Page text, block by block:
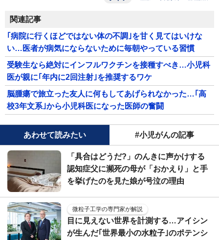
関連記事
｢病院に行くほどではない体の不調｣を甘く見てはいけな
い…医者が病気にならないために毎朝やっている習慣
受験生なら絶対にインフルワクチンを接種すべき…小児科
医が親に｢年内に2回注射｣を推奨するワケ
脳腫瘍で旅立った友人に何もしてあげられなかった…｢高
校3年文系｣から小児科医になった医師の奮闘
あわせて読みたい #小児がんの記事
「具合はどうだ?」のんきに声かけする
認知症父に瀕死の母が「おかえり」と手
を挙げたのを見た娘が号泣の理由
微粒子工学の専門家が解説
目に見えない世界を計測する…アイシン
が生んだ｢世界最小の水粒子｣のポテンシ